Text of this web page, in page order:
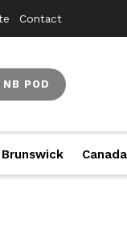
Contact
NB POD
Canada